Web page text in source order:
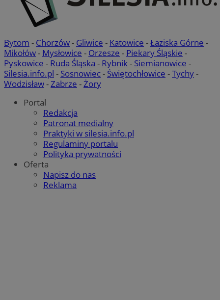
Bytom - Chorzów- Gliwice - Katowice -Łaziska Górne -
Mikołów- Mysłowice - Orzesze - Piekary Śląskie -
Pyskowice - Ruda Śląska - Rybnik- Siemianowice -
Silesia.info.pl - Sosnowiec- Świętochłowice -Tychy-
Wodzisław-Zabrze -Żory
Portal
Redakcja
Patronat medialny
Praktyki w silesia.info.pl
Regulaminy portalu
Polityka prywatności
Oferta
Napisz do nas
Reklama